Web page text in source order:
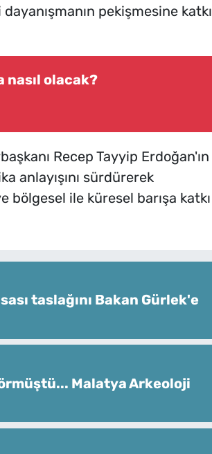
pekişmesine katkı
olacak?
Recep Tayyip Erdoğan'ın
anlayışını sürdürerek
ile küresel barışa katkı
taslağını Bakan Gürlek'e
Malatya Arkeoloji